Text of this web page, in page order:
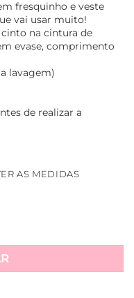
fresquinho e veste
vai usar muito!
na cintura de
evase, comprimento
lavagem)
de realizar a
AS MEDIDAS
Na Cintura Mirela -